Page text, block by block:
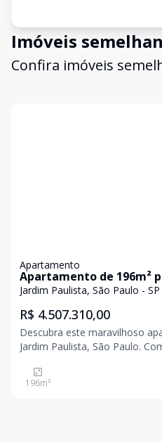
Imóveis
Confira imóveis
Apartamento
Apartamento de 196m²
Jardim paulista
Jardim Paulista, São Paulo - SP
R$ 4.507.310,00
Descubra este maravilhoso
Jardim Paulista, São Paulo.
suítes e 4 banheiros, ideal
conforto e espaço. O
196m²